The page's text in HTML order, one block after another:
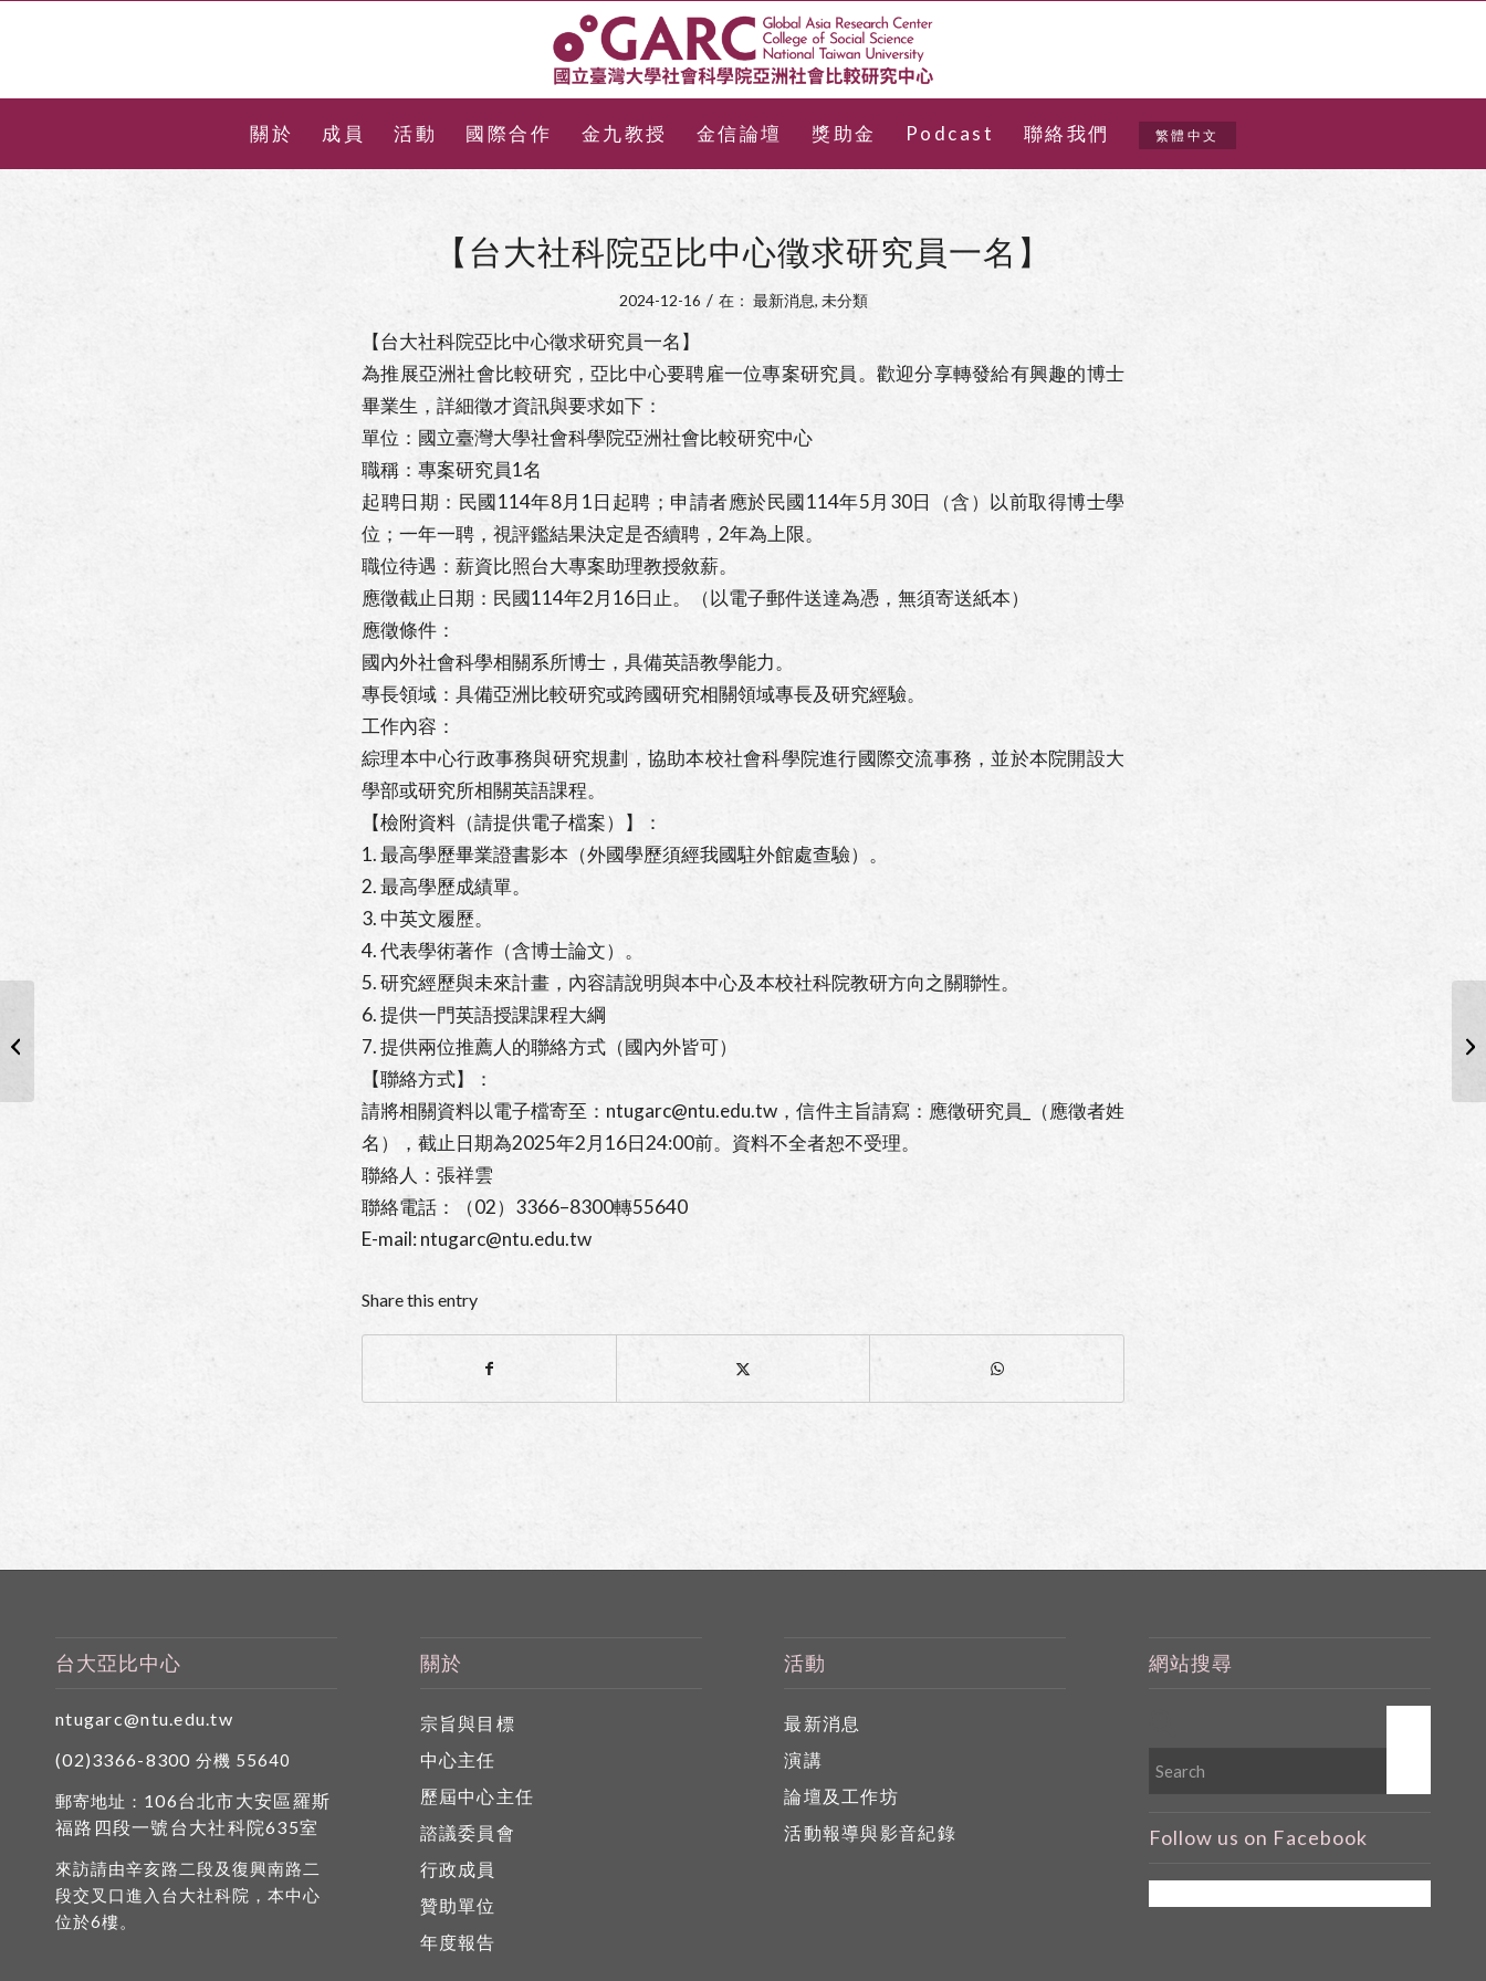
關於 成員 活動 國際合作 金九教授 金信論壇 獎助金 Podcast 聯絡我們 繁體中文
【台大社科院亞比中心徵求研究員一名】
2024-12-16 / 在： 最新消息, 未分類
【台大社科院亞比中心徵求研究員一名】
為推展亞洲社會比較研究，亞比中心要聘雇一位專案研究員。歡迎分享轉發給有興趣的博士
畢業生，詳細徵才資訊與要求如下：
單位：國立臺灣大學社會科學院亞洲社會比較研究中心
職稱：專案研究員1名
起聘日期：民國114年8月1日起聘；申請者應於民國114年5月30日（含）以前取得博士學
位；一年一聘，視評鑑結果決定是否續聘，2年為上限。
職位待遇：薪資比照台大專案助理教授敘薪。
應徵截止日期：民國114年2月16日止。（以電子郵件送達為憑，無須寄送紙本）
應徵條件：
國內外社會科學相關系所博士，具備英語教學能力。
專長領域：具備亞洲比較研究或跨國研究相關領域專長及研究經驗。
工作內容：
綜理本中心行政事務與研究規劃，協助本校社會科學院進行國際交流事務，並於本院開設大
學部或研究所相關英語課程。
【檢附資料（請提供電子檔案）】：
1. 最高學歷畢業證書影本（外國學歷須經我國駐外館處查驗）。
2. 最高學歷成績單。
3. 中英文履歷。
4. 代表學術著作（含博士論文）。
5. 研究經歷與未來計畫，內容請說明與本中心及本校社科院教研方向之關聯性。
6. 提供一門英語授課課程大綱
7. 提供兩位推薦人的聯絡方式（國內外皆可）
【聯絡方式】：
請將相關資料以電子檔寄至：ntugarc@ntu.edu.tw，信件主旨請寫：應徵研究員_（應徵者姓
名），截止日期為2025年2月16日24:00前。資料不全者恕不受理。
聯絡人：張祥雲
聯絡電話：（02）3366–8300轉55640
E-mail: ntugarc@ntu.edu.tw
Share this entry
台大亞比中心
ntugarc@ntu.edu.tw
(02)3366-8300 分機 55640
郵寄地址： 106台北市大安區羅斯
福路四段一號台大社科院635室
來訪請由辛亥路二段及復興南路二
段交叉口進入台大社科院，本中心
位於6樓。
關於
宗旨與目標
中心主任
歷屆中心主任
諮議委員會
行政成員
贊助單位
年度報告
活動
最新消息
演講
論壇及工作坊
活動報導與影音紀錄
網站搜尋
Follow us on Facebook